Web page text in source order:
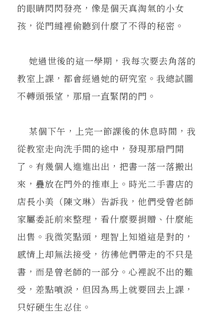
的眼睛閃閃發亮，像是個天真淘氣的小女
孩，從門縫裡偷聽到什麼了不得的秘密。
她過世後的這一學期，我每次要去角落的
教室上課，都會經過她的研究室。我總試圖
不轉頭張望，那扇一直緊閉的門。
某個下午，上完一節課後的休息時間，我
從教室走向洗手間的途中，發現那扇門開
了。有幾個人進進出出，把書一落一落搬出
來，疊放在門外的推車上。時光二手書店的
店長小美（陳文琳）告訴我，他們受曾老師
家屬委託前來整理，看什麼要捐贈、什麼能
出售。我微笑點頭，理智上知道這是對的，
感情上却無法接受，彷彿他們帶走的不只是
書，而是曾老師的一部分。心裡說不出的難
受，差點噴淚，但因為馬上就要回去上課，
只好硬生生忍住。